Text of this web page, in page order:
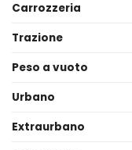
Carrozzeria
Trazione
Peso a vuoto
Urbano
Extraurbano